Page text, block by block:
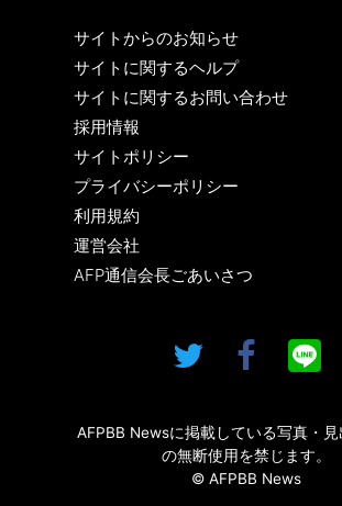
サイトからのお知らせ
サイトに関するヘルプ
サイトに関するお問い合わせ
採用情報
サイトポリシー
プライバシーポリシー
利用規約
運営会社
AFP通信会長ごあいさつ
AFPBB Newsに掲載している写真・
の無断使用を禁じます。
© AFPBB News